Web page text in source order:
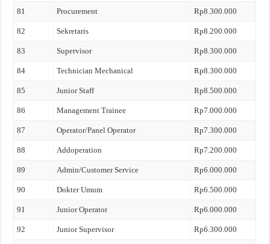
81 Procurement Rp8.300.000
82 Sekretaris Rp8.200.000
83 Supervisor Rp8.300.000
84 Technician Mechanical Rp8.300.000
85 Junior Staff Rp8.500.000
86 Management Trainee Rp7.000.000
87 Operator/Panel Operator Rp7.300.000
88 Addoperation Rp7.200.000
89 Admin/Customer Service Rp6.000.000
90 Dokter Umum Rp6.500.000
91 Junior Operator Rp6.000.000
92 Junior Supervisor Rp6.300.000